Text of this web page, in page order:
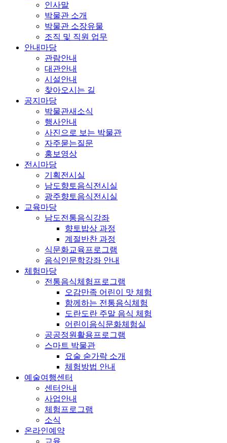
인사말
박물관 소개
박물관 소장유물
조직 및 직원 업무
안내마당
관람안내
대관안내
시설안내
찾아오시는 길
공지마당
박물관새소식
행사안내
사진으로 보는 박물관
자주묻는질문
홍보영상
전시마당
기획전시실
남도향토음식전시실
광주향토음식전시실
교육마당
남도전통음식강좌
향토밥상 과정
계절반찬 과정
식문화교육프로그램
음식인문학강좌 안내
체험마당
전통음식체험프로그램
오감만족 어린이 맛 체험
함께하는 전통음식체험
도란도란 주말 음식 체험
어린이음식문화체험실
공공정원활용프로그램
스마트 박물관
요술 숟가락 소개
체험방법 안내
예술여행센터
센터안내
사업안내
체험프로그램
소식
온라인예약
교육